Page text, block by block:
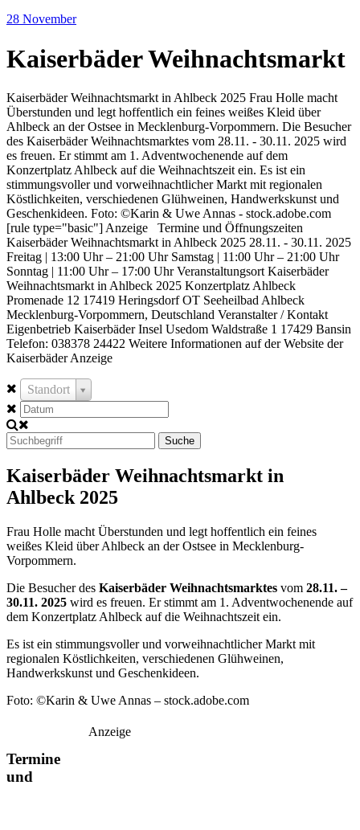
28 November
Kaiserbäder Weihnachtsmarkt
Kaiserbäder Weihnachtsmarkt in Ahlbeck 2025 Frau Holle macht
Überstunden und legt hoffentlich ein feines weißes Kleid über
Ahlbeck an der Ostsee in Mecklenburg-Vorpommern. Die Besucher
des Kaiserbäder Weihnachtsmarktes vom 28.11. - 30.11. 2025 wird
es freuen. Er stimmt am 1. Adventwochenende auf dem
Konzertplatz Ahlbeck auf die Weihnachtszeit ein. Es ist ein
stimmungsvoller und vorweihnachtlicher Markt mit regionalen
Köstlichkeiten, verschiedenen Glühweinen, Handwerkskunst und
Geschenkideen. Foto: ©Karin & Uwe Annas - stock.adobe.com
[rule type="basic"] Anzeige Termine und Öffnungszeiten
Kaiserbäder Weihnachtsmarkt in Ahlbeck 2025 28.11. - 30.11. 2025
Freitag | 13:00 Uhr – 21:00 Uhr Samstag | 11:00 Uhr – 21:00 Uhr
Sonntag | 11:00 Uhr – 17:00 Uhr Veranstaltungsort Kaiserbäder
Weihnachtsmarkt in Ahlbeck 2025 Konzertplatz Ahlbeck
Promenade 12 17419 Heringsdorf OT Seeheilbad Ahlbeck
Mecklenburg-Vorpommern, Deutschland Veranstalter / Kontakt
Eigenbetrieb Kaiserbäder Insel Usedom Waldstraße 1 17429 Bansin
Telefon: 038378 24422 Weitere Informationen auf der Website der
Kaiserbäder Anzeige
Standort
Suche
Kaiserbäder Weihnachtsmarkt in
Ahlbeck 2025
Frau Holle macht Überstunden und legt hoffentlich ein feines
weißes Kleid über Ahlbeck an der Ostsee in Mecklenburg-
Vorpommern.
Die Besucher des Kaiserbäder Weihnachtsmarktes vom 28.11. –
30.11. 2025 wird es freuen. Er stimmt am 1. Adventwochenende auf
dem Konzertplatz Ahlbeck auf die Weihnachtszeit ein.
Es ist ein stimmungsvoller und vorweihnachtlicher Markt mit
regionalen Köstlichkeiten, verschiedenen Glühweinen,
Handwerkskunst und Geschenkideen.
Foto: ©Karin & Uwe Annas – stock.adobe.com
Anzeige
Termine
und